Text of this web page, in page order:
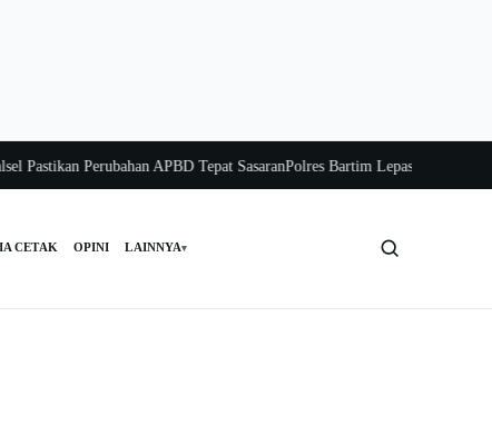
Perubahan APBD Tepat SasaranPolres Bartim Lepas Bakti Sosial
CETAK OPINI LAINNYA▾